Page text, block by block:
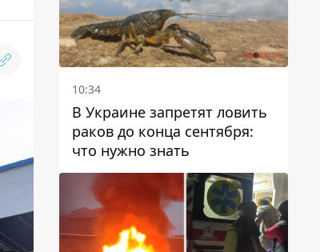
10:34
В Украине запретят ловить
раков до конца сентября:
что нужно знать